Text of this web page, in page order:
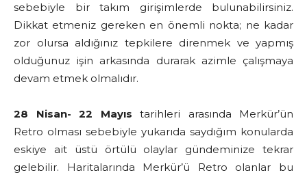
sebebiyle bir takım girişimlerde bulunabilirsiniz.
Dikkat etmeniz gereken en önemli nokta; ne kadar
zor olursa aldığınız tepkilere direnmek ve yapmış
olduğunuz işin arkasında durarak azimle çalışmaya
devam etmek olmalıdır.
28 Nisan- 22 Mayıs tarihleri arasında Merkür’ün
Retro olması sebebiyle yukarıda saydığım konularda
eskiye ait üstü örtülü olaylar gündeminize tekrar
gelebilir. Haritalarında Merkür’ü Retro olanlar bu